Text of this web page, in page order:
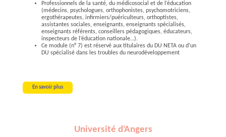
Professionnels de la santé, du médicosocial et de l’éducation
(médecins, psychologues, orthophonistes, psychomotriciens,
ergothérapeutes, infirmiers/puériculteurs, orthoptistes,
assistantes sociales, enseignants, enseignants spécialisés,
enseignants référents, conseillers pédagogiques, éducateurs,
inspecteurs de l’éducation nationale…).
Ce module (n° 7) est réservé aux titulaires du DU NETA ou d’un
DU spécialisé dans les troubles du neurodéveloppement
En savoir plus
Université d'Angers